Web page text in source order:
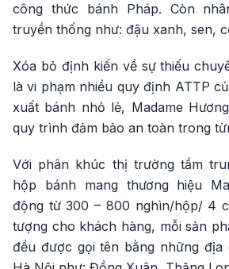
công thức bánh Pháp. Còn
truyền thống như: đậu xanh, sen,
Xóa bỏ định kiến về sự thiếu
là vi phạm nhiều quy định ATTP
xuất bánh nhỏ lẻ, Madame
quy trình đảm bảo an toàn trong
Với phân khúc thị trường tầm
hộp bánh mang thương hiệu
động từ 300 – 800 nghìn/hộp/ 4
tượng cho khách hàng, mỗi sản
đều được gọi tên bằng những địa